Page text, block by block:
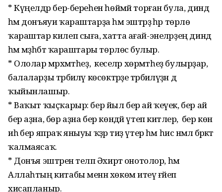
* Күңелдәр бер-береһен һөймәй торған була, диндә
һәм донъяуи ҡараштарҙа һәм эштәрҙә һәр төрлө
ҡараштар килеп сыға, хатта ағай-энеләрҙең диндә
һәм мәҙһәбтә ҡараштары төрлөсә булыр.
* Ололар мәрхәмәтһеҙ, ә кеселәр хөрмәтһеҙ булырҙар,
балаларҙы тәрбиәләү көсөктәрҙе тәрбиәләүҙән дә
ҡыйынлашыр.
* Ваҡыт ҡыҫҡарыр: бер йыл бер ай ҡеүек, бер ай
бер аҙна, бөр аҙна бер көндәй үтеп китәлер, ә бер көн
иһә бер япраҡ яныуы ҡәҙәр тиҙ үтер һәм һис нәмәлә бәрәкәт
ҡалмаясаҡ.
* Донъя эштәрен теләп Әхирәт онотолор, һәм
Аллаһтың китабы менән хөкөм итеү ғәйеп
хисапланыр.